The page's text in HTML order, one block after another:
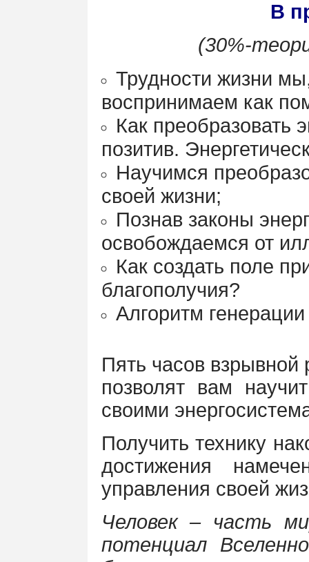
В
(30%-
Трудности жизни
воспринимаем как
Как преобразовать
позитив.
Научимся
своей жизни;
Познав законы
освобождаемся от
Как создать поле
благополучия?
Алгоритм
Пять часов взрывной
позволят вам
своими
Получить технику
достижения
управления своей
Человек – часть
потенциал